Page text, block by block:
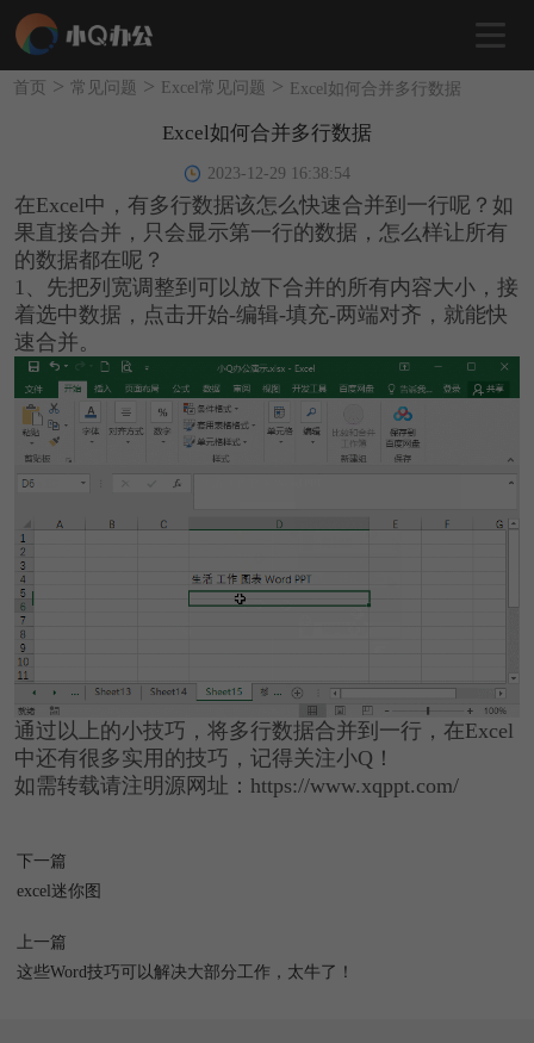
首页 > 常见问题 > Excel常见问题 > Excel如何合并多行数据
Excel如何合并多行数据
2023-12-29 16:38:54
在Excel中，有多行数据该怎么快速合并到一行呢？如
果直接合并，只会显示第一行的数据，怎么样让所有
的数据都在呢？
1、先把列宽调整到可以放下合并的所有内容大小，接
着选中数据，点击开始-编辑-填充-两端对齐，就能快
速合并。
通过以上的小技巧，将多行数据合并到一行，在Excel
中还有很多实用的技巧，记得关注小Q！
如需转载请注明源网址：https://www.xqppt.com/
下一篇
excel迷你图
上一篇
这些Word技巧可以解决大部分工作，太牛了！